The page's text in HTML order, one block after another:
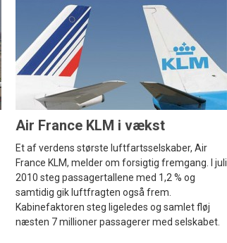
Air France KLM i vækst
Et af verdens største luftfartsselskaber, Air
France KLM, melder om forsigtig fremgang. I juli
2010 steg passagertallene med 1,2 % og
samtidig gik luftfragten også frem.
Kabinefaktoren steg ligeledes og samlet fløj
næsten 7 millioner passagerer med selskabet.